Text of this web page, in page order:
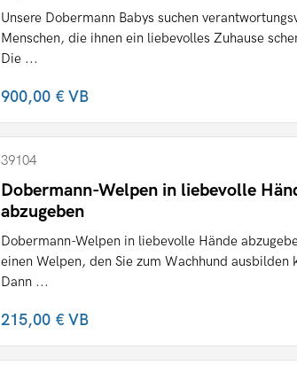
Unsere Dobermann Babys suchen
Menschen, die ihnen ein liebevolles Zuhause
Die ...
900,00 €VB
39104
Dobermann-Welpen in liebevolle
abzugeben
Dobermann-Welpen in liebevolle Hände
einen Welpen, den Sie zum Wachhund ausbilden
Dann ...
215,00 €VB